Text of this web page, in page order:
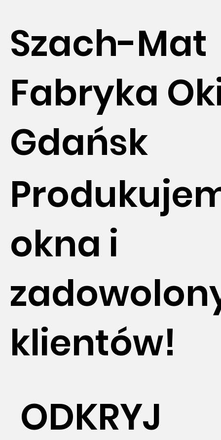
ODKRYJ
Szach-Mat
Fabryka
Gdańsk
okna i
klientów!